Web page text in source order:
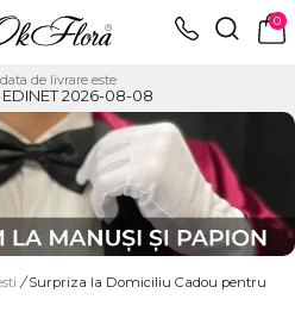
0
de livrare este
EDINET 2026-08-08
/ Surpriza la Domiciliu Cadou pentru